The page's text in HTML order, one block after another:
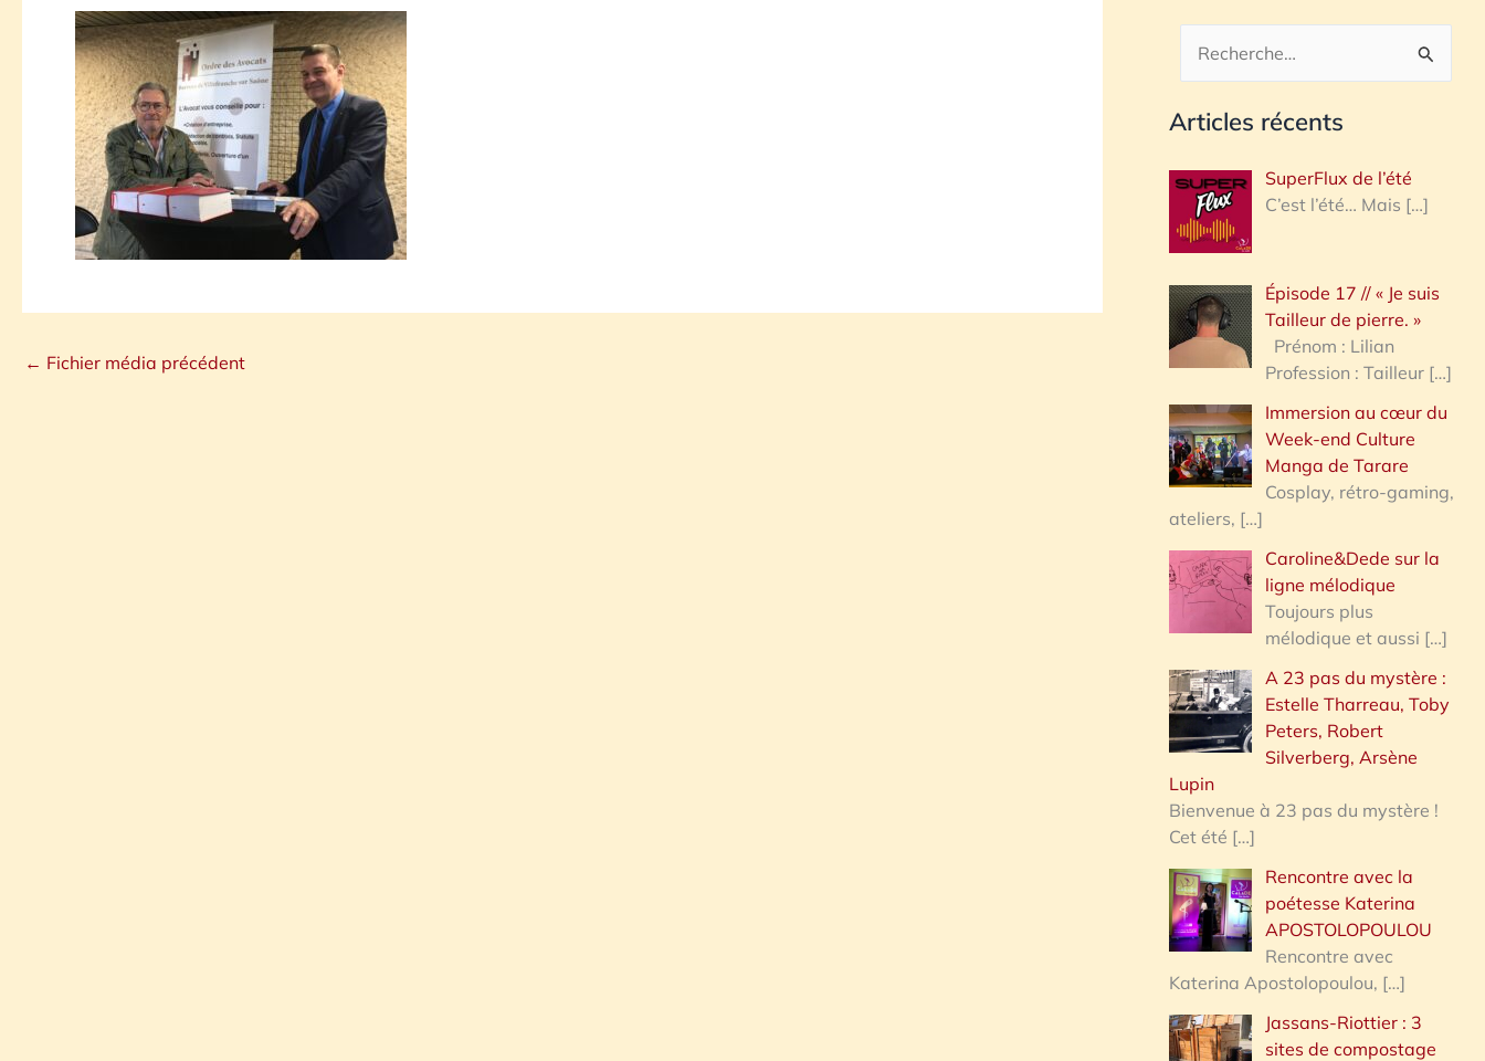
← Fichier média précédent
c
h
r
h
e
:
Articles récents
SuperFlux de l’été
C’est l’été… Mais […]
Épisode 17 // « Je suis
Tailleur de pierre. »
Prénom : Lilian
Profession : Tailleur […]
Immersion au cœur du
Week-end Culture
Manga de Tarare
Cosplay, rétro-gaming,
ateliers, […]
Caroline&Dede sur la
ligne mélodique
Toujours plus
mélodique et aussi […]
A 23 pas du mystère :
Estelle Tharreau, Toby
Peters, Robert
Silverberg, Arsène
Lupin
Bienvenue à 23 pas du mystère !
Cet été […]
Rencontre avec la
poétesse Katerina
APOSTOLOPOULOU
Rencontre avec
Katerina Apostolopoulou, […]
Jassans-Riottier : 3
sites de compostage